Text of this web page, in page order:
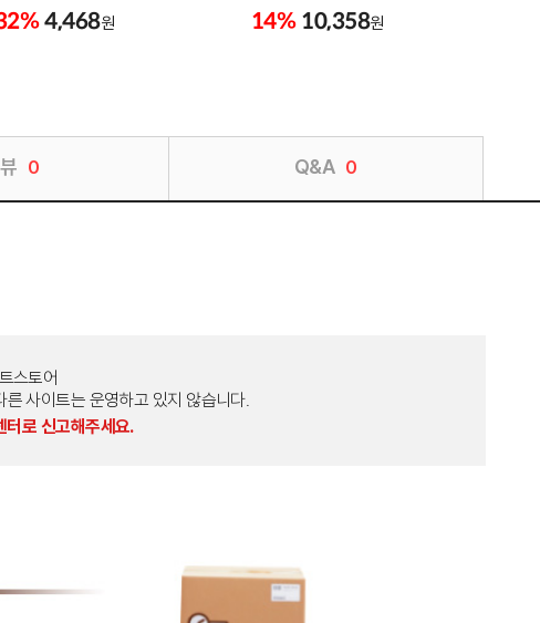
4,468원 14% 10,358원
0 Q&A 0
스토어
사이트는 운영하고 있지 않습니다.
터로 신고해주세요.